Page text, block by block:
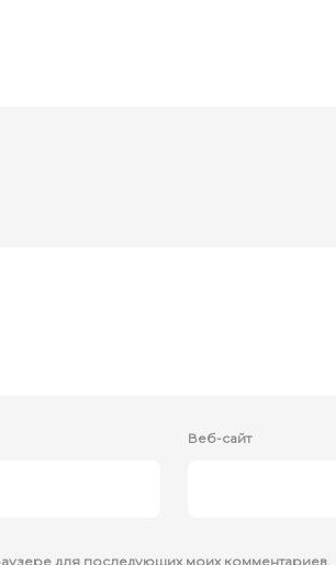
Веб-сайт
для последующих моих комментариев.